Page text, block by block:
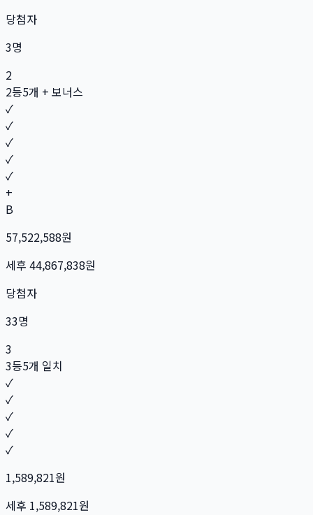
당첨자
3명
2
2등5개 + 보너스
✓
✓
✓
✓
✓
+
B
57,522,588원
세후 44,867,838원
당첨자
33명
3
3등5개 일치
✓
✓
✓
✓
✓
1,589,821원
세후 1,589,821원